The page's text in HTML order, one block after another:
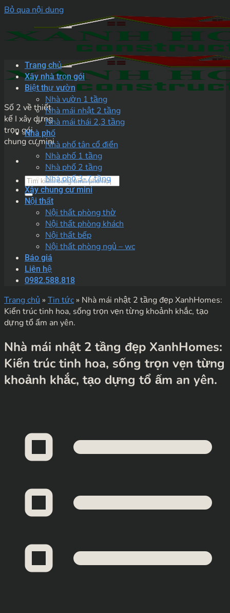
Bỏ qua nội dung
Số 2 về thiết
kế I xây dựng
trọn gói
chung cư mini
Trang chủ
Xây nhà trọn gói
Biệt thự vườn
Nhà vườn 1 tầng
Nhà mái nhật 2 tầng
Nhà mái thái 2,3 tầng
Nhà phố
Nhà phố tân cổ điển
Nhà phố 1 tầng
Nhà phố 2 tầng
Nhà phố 3-7 tầng
Xây chung cư mini
Nội thất
Nội thất phòng thờ
Nội thất phòng khách
Nội thất bếp
Nội thất phòng ngủ – wc
Báo giá
Liên hệ
0982.588.818
Trang chủ » Tin tức » Nhà mái nhật 2 tầng đẹp XanhHomes:
Kiến trúc tinh hoa, sống trọn vẹn từng khoảnh khắc, tạo
dựng tổ ấm an yên.
Nhà mái nhật 2 tầng đẹp XanhHomes:
Kiến trúc tinh hoa, sống trọn vẹn từng
khoảnh khắc, tạo dựng tổ ấm an yên.